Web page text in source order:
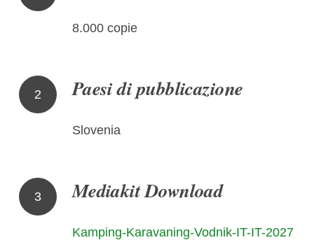
8.000 copie
2 Paesi di pubblicazione
Slovenia
3 Mediakit Download
Kamping-Karavaning-Vodnik-IT-IT-2027